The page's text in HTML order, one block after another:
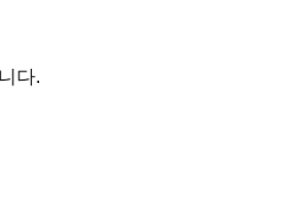
다.